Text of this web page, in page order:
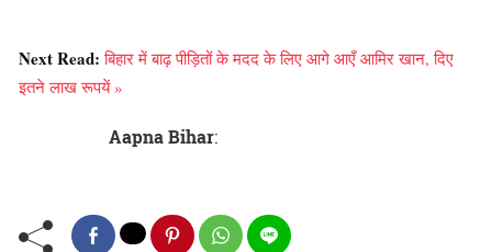
Next Read:बिहार में बाढ़ पीड़ितों के मदद के लिए आगे आएँ आमिर खान, दिए
इतने लाख रूपयें »
Aapna Bihar: